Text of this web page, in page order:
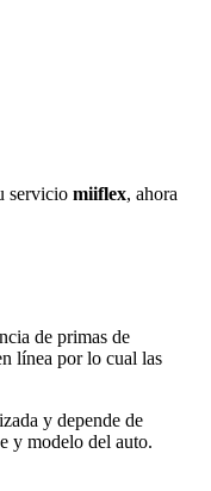
servicio miiflex, ahora
de primas de
línea por lo cual las
y depende de
y modelo del auto.